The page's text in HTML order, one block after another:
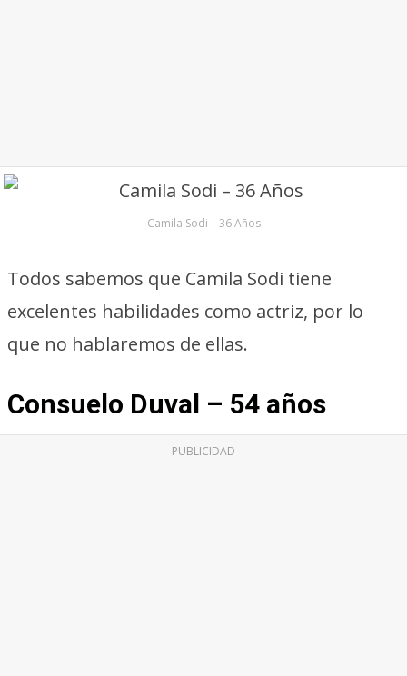
Camila Sodi – 36 Años
Todos sabemos que Camila Sodi tiene
excelentes habilidades como actriz, por lo
que no hablaremos de ellas.
Consuelo Duval – 54 años
PUBLICIDAD